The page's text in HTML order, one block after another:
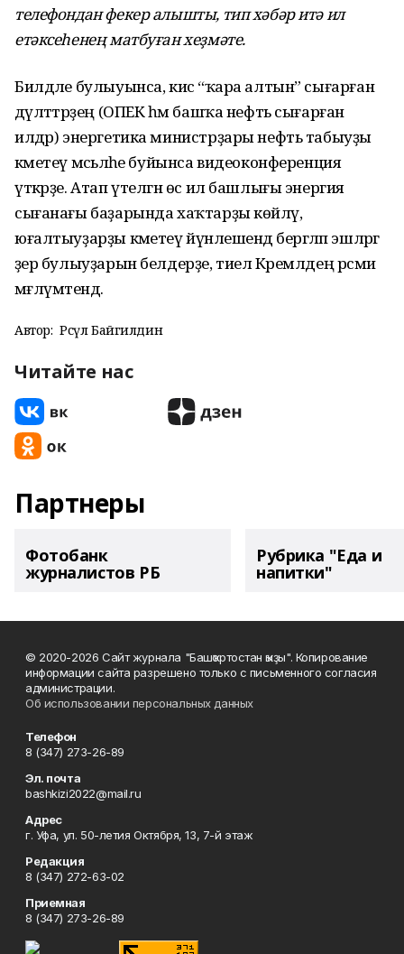
телефондан фекер алышты, тип хәбәр итә ил
етәксеһенең матбуған хеҙмәте.
Билдәле булыуынса, кисә “ҡара алтын” сығарған
дәүләттәрҙең (ОПЕК һәм башҡа нефть сығарған
илдәр) энергетика министрҙары нефть табыуҙы
кәметеү мәсьәләһе буйынса видеоконференция
үткәрҙе. Атап үтелгән өс ил башлығы энергия
сығанағы баҙарында хаҡтарҙы көйләү,
юғалтыуҙарҙы кәметеү йүнәлешендә бергәләп эшләргә
әҙер булыуҙарын белдерҙе, тиелә Кремлдең рәсми
мәғлүмәтендә.
Автор: Рәсүл Байгилдин
Читайте нас
Партнеры
Фотобанк
журналистов РБ
Рубрика "Еда и
напитки"
© 2020-2026 Сайт журнала "Башҡортостан ҡыҙы". Копирование
информации сайта разрешено только с письменного согласия
администрации.
Об использовании персональных данных
Телефон
8 (347) 273-26-89
Эл. почта
bashkizi2022@mail.ru
Адрес
г. Уфа, ул. 50-летия Октября, 13, 7-й этаж
Редакция
8 (347) 272-63-02
Приемная
8 (347) 273-26-89